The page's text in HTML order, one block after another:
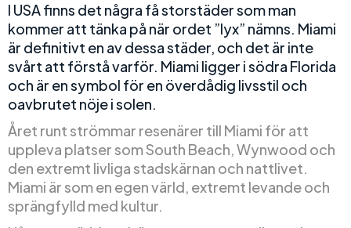
I USA finns det några få storstäder som man
kommer att tänka på när ordet ”lyx” nämns. Miami
är definitivt en av dessa städer, och det är inte
svårt att förstå varför. Miami ligger i södra Florida
och är en symbol för en överdådig livsstil och
oavbrutet nöje i solen.
Året runt strömmar resenärer till Miami för att
uppleva platser som South Beach, Wynwood och
den extremt livliga stadskärnan och nattlivet.
Miami är som en egen värld, extremt levande och
sprängfylld med kultur.